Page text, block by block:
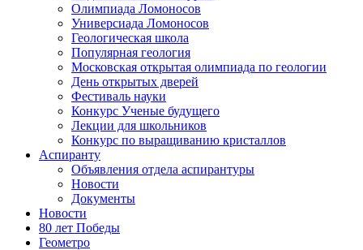
Олимпиада Ломоносов
Универсиада Ломоносов
Геологическая школа
Популярная геология
Московская открытая олимпиада по геологии
День открытых дверей
Фестиваль науки
Конкурс Ученые будущего
Лекции для школьников
Конкурс по выращиванию кристаллов
Аспиранту
Объявления отдела аспирантуры
Новости
Документы
Новости
80 лет Победы
Геометро